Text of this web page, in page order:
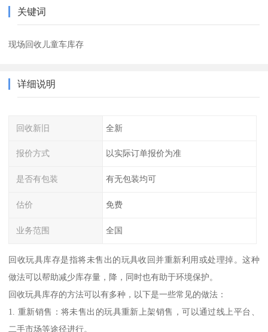
关键词
现场回收儿童车库存
详细说明
回收新旧 全新
报价方式 以实际订单报价为准
是否有包装 有无包装均可
估价 免费
业务范围 全国
回收玩具库存是指将未售出的玩具收回并重新利用或处理掉。这种
做法可以帮助减少库存量，降，同时也有助于环境保护。
回收玩具库存的方法可以有多种，以下是一些常见的做法：
1. 重新销售：将未售出的玩具重新上架销售，可以通过线上平台、
二手市场等途径进行。